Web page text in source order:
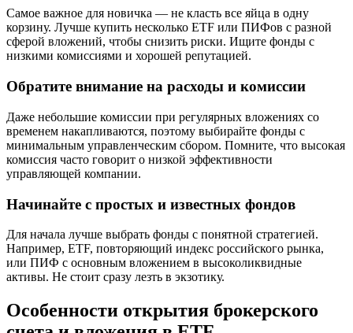
Самое важное для новичка — не класть все яйца в одну
корзину. Лучше купить несколько ETF или ПИФов с разной
сферой вложений, чтобы снизить риски. Ищите фонды с
низкими комиссиями и хорошей репутацией.
Обратите внимание на расходы и комиссии
Даже небольшие комиссии при регулярных вложениях со
временем накапливаются, поэтому выбирайте фонды с
минимальным управленческим сбором. Помните, что высокая
комиссия часто говорит о низкой эффективности
управляющей компании.
Начинайте с простых и известных фондов
Для начала лучше выбрать фонды с понятной стратегией.
Например, ETF, повторяющий индекс российского рынка,
или ПИФ с основным вложением в высоколиквидные
активы. Не стоит сразу лезть в экзотику.
Особенности открытия брокерского